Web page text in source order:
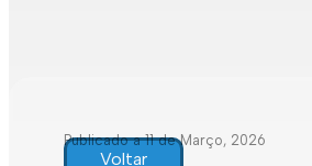
Publicado a 11 de Março, 2026
Voltar